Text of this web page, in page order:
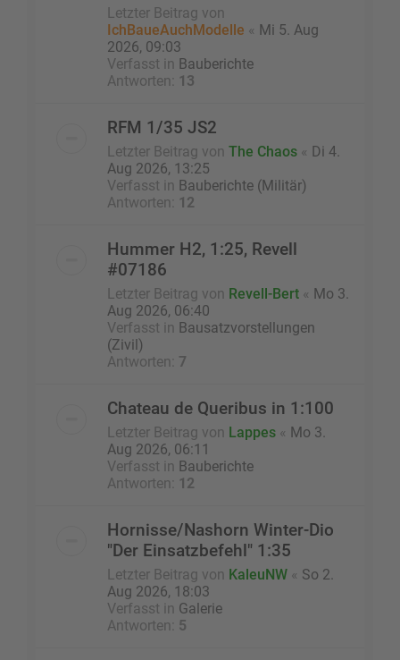
Letzter Beitrag von
IchBaueAuchModelle « Mi 5. Aug
2026, 09:03
Verfasst in Bauberichte
Antworten:
13
RFM 1/35 JS2
Letzter Beitrag von The Chaos « Di 4.
Aug 2026, 13:25
Verfasst in Bauberichte (Militär)
Antworten:
12
Hummer H2, 1:25, Revell
#07186
Letzter Beitrag von Revell-Bert « Mo 3.
Aug 2026, 06:40
Verfasst in Bausatzvorstellungen
(Zivil)
Antworten: 7
Chateau de Queribus in 1:100
Letzter Beitrag von Lappes « Mo 3.
Aug 2026, 06:11
Verfasst in Bauberichte
Antworten:
12
Hornisse/Nashorn Winter-Dio
"Der Einsatzbefehl" 1:35
Letzter Beitrag von KaleuNW « So 2.
Aug 2026, 18:03
Verfasst in Galerie
Antworten: 5